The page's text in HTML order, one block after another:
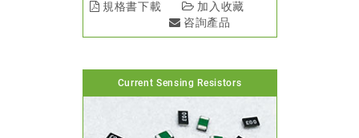
規格書下載
加入收藏
咨詢產品
Current Sensing Resistors